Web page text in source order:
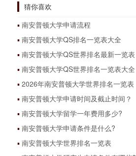
猜你喜欢
南安普顿大学申请流程
南安普顿大学QS排名一览表大全
南安普顿大学QS世界排名最新一览表
南安普顿大学QS世界排名一览表大全
2026年南安普顿大学世界排名一览表
南安普顿大学申请时间及截止时间？
南安普顿大学留学一年费用多少?
南安普顿大学申请条件是什么?
南安普顿大学世界排名一览表